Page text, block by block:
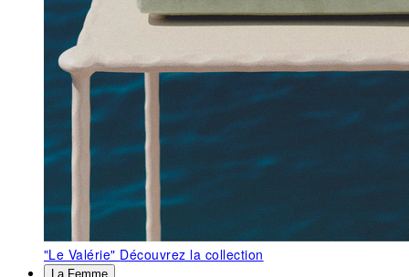
"Le Valérie" Découvrez la collection
La Femme